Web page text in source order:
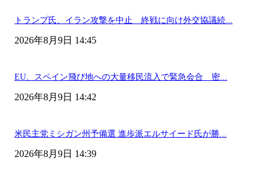
トランプ氏、イラン攻撃を中止 終戦に向け外交協議続...
2026年8月9日 14:45
EU、スペイン飛び地への大量移民流入で緊急会合 密...
2026年8月9日 14:42
米民主党ミシガン州予備選 進歩派エルサイード氏が勝...
2026年8月9日 14:39